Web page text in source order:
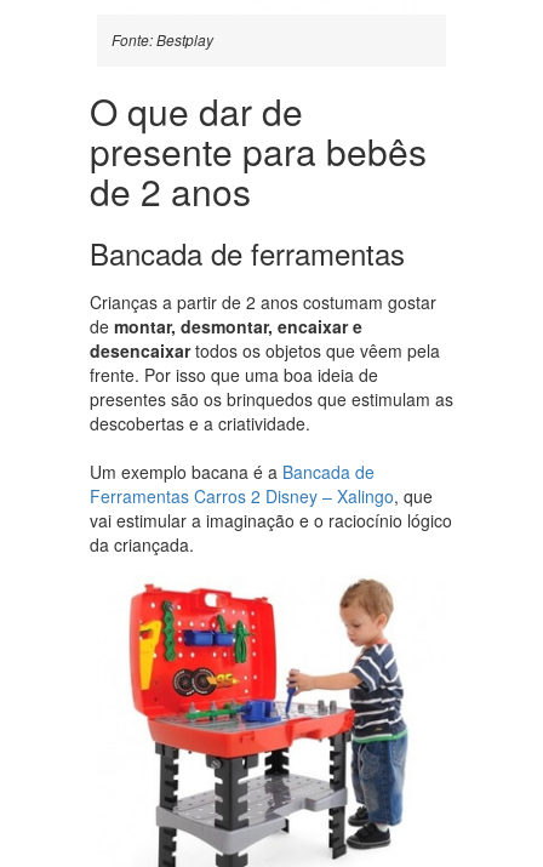
Fonte: Bestplay
O que dar de
presente para bebês
de 2 anos
Bancada de ferramentas
Crianças a partir de 2 anos costumam gostar
de montar, desmontar, encaixar e
desencaixartodos os objetos que vêem pela
frente. Por isso que uma boa ideia de
presentes são os brinquedos que estimulam as
descobertas e a criatividade.
Um exemplo bacana é a Bancada de
Ferramentas Carros 2 Disney – Xalingo, que
vai estimular a imaginação e o raciocínio lógico
da criançada.